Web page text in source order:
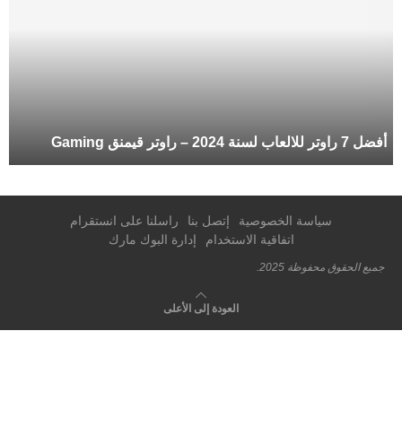
أفضل 7 راوتر للالعاب لسنة 2024 – راوتر قيمنق Gaming
سياسة الخصوصية إتصل بنا
راسلنا على انستقرام
اتفاقية الاستخدام
إدارة البوك مارك
جميع الحقوق محفوظة 2025.
العودة إلى الأعلى